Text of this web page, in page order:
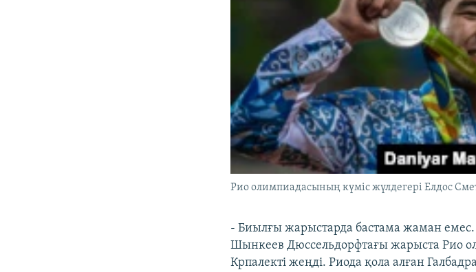
Рио олимпиадасының күміс жүлдегері Елдос
- Биылғы жарыстарда бастама жаман
Шынкеев Дюссельдорфтағы жарыста Рио
Крпалекті жеңді. Риода қола алған